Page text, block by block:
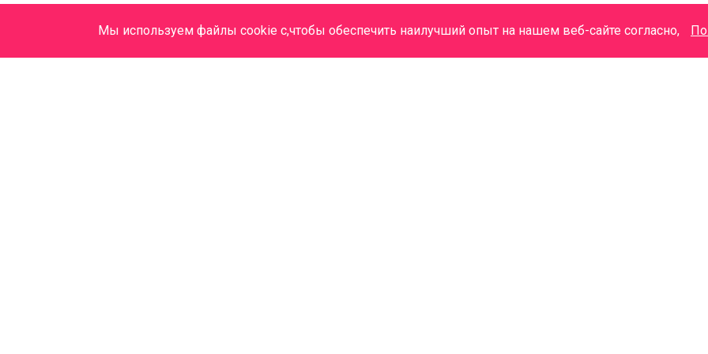
Мы используем файлы cookie с,чтобы обеспечить наилучший опыт на нашем веб-сайте согласно,